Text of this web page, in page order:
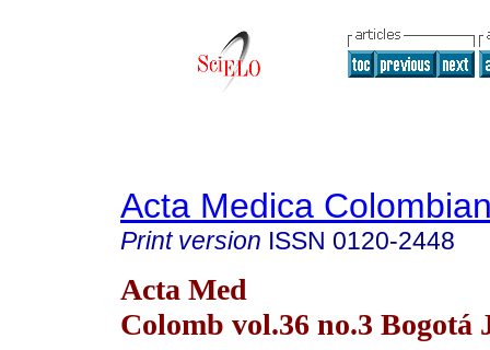
Acta Medica
Print version ISSN 0120-2448
Acta Med
Colomb vol.36 no.3 Bogotá